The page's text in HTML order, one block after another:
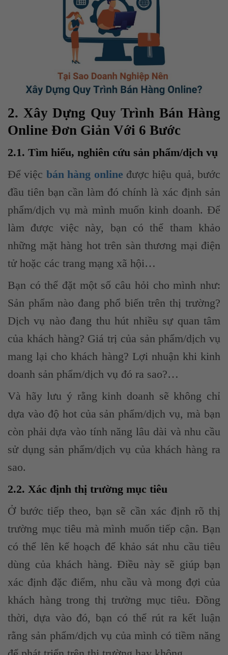
2. Xây Dựng Quy Trình Bán Hàng
Online Đơn Giản Với 6 Bước
2.1. Tìm hiểu, nghiên cứu sản phẩm/dịch vụ
Để việc bán hàng online được hiệu quả, bước
đầu tiên bạn cần làm đó chính là xác định sản
phẩm/dịch vụ mà mình muốn kinh doanh. Để
làm được việc này, bạn có thể tham khảo
những mặt hàng hot trên sàn thương mại điện
tử hoặc các trang mạng xã hội…
Bạn có thể đặt một số câu hỏi cho mình như:
Sản phẩm nào đang phổ biến trên thị trường?
Dịch vụ nào đang thu hút nhiều sự quan tâm
của khách hàng? Giá trị của sản phẩm/dịch vụ
mang lại cho khách hàng? Lợi nhuận khi kinh
doanh sản phẩm/dịch vụ đó ra sao?…
Và hãy lưu ý rằng kinh doanh sẽ không chỉ
dựa vào độ hot của sản phẩm/dịch vụ, mà bạn
còn phải dựa vào tính năng lâu dài và nhu cầu
sử dụng sản phẩm/dịch vụ của khách hàng ra
sao.
2.2. Xác định thị trường mục tiêu
Ở bước tiếp theo, bạn sẽ cần xác định rõ thị
trường mục tiêu mà mình muốn tiếp cận. Bạn
có thể lên kế hoạch để khảo sát nhu cầu tiêu
dùng của khách hàng. Điều này sẽ giúp bạn
xác định đặc điểm, nhu cầu và mong đợi của
khách hàng trong thị trường mục tiêu. Đồng
thời, dựa vào đó, bạn có thể rút ra kết luận
rằng sản phẩm/dịch vụ của mình có tiềm năng